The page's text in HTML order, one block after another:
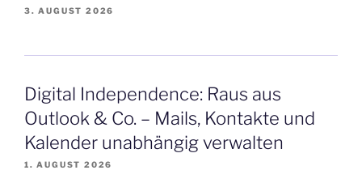
3. AUGUST 2026
Digital Independence: Raus aus
Outlook & Co. – Mails, Kontakte und
Kalender unabhängig verwalten
1. AUGUST 2026